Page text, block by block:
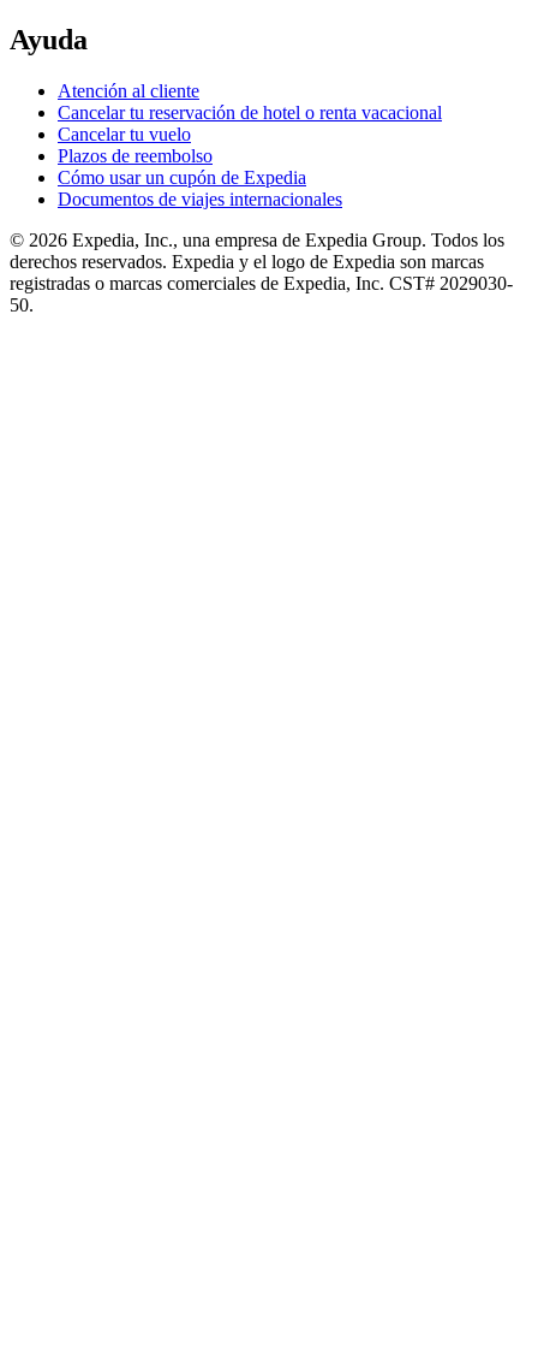
Ayuda
Atención al cliente
Cancelar tu reservación de hotel o renta vacacional
Cancelar tu vuelo
Plazos de reembolso
Cómo usar un cupón de Expedia
Documentos de viajes internacionales
© 2026 Expedia, Inc., una empresa de Expedia Group. Todos los
derechos reservados. Expedia y el logo de Expedia son marcas
registradas o marcas comerciales de Expedia, Inc. CST# 2029030-
50.